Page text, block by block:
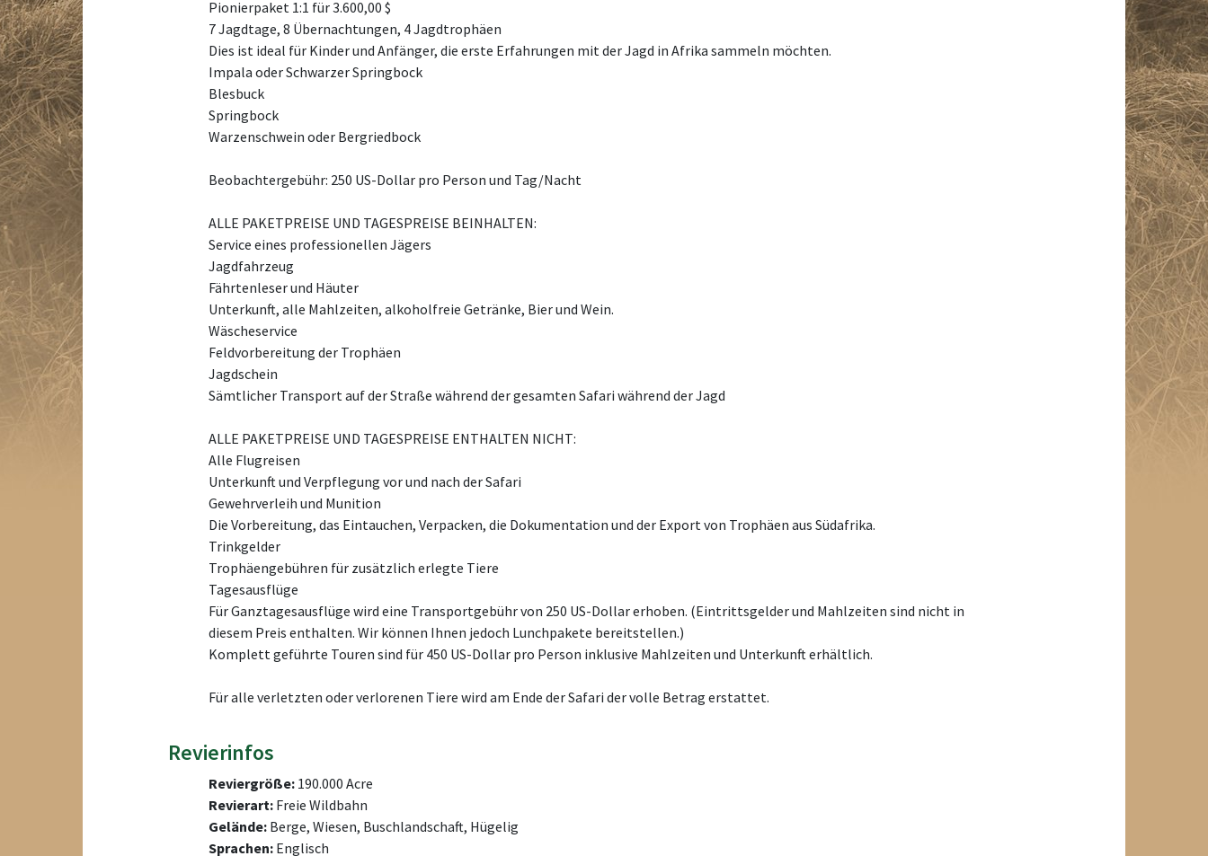
Pionierpaket 1:1 für 3.600,00 $
7 Jagdtage, 8 Übernachtungen, 4 Jagdtrophäen
Dies ist ideal für Kinder und Anfänger, die erste Erfahrungen mit der Jagd in Afrika sammeln möchten.
Impala oder Schwarzer Springbock
Blesbuck
Springbock
Warzenschwein oder Bergriedbock
Beobachtergebühr: 250 US-Dollar pro Person und Tag/Nacht
ALLE PAKETPREISE UND TAGESPREISE BEINHALTEN:
Service eines professionellen Jägers
Jagdfahrzeug
Fährtenleser und Häuter
Unterkunft, alle Mahlzeiten, alkoholfreie Getränke, Bier und Wein.
Wäscheservice
Feldvorbereitung der Trophäen
Jagdschein
Sämtlicher Transport auf der Straße während der gesamten Safari während der Jagd
ALLE PAKETPREISE UND TAGESPREISE ENTHALTEN NICHT:
Alle Flugreisen
Unterkunft und Verpflegung vor und nach der Safari
Gewehrverleih und Munition
Die Vorbereitung, das Eintauchen, Verpacken, die Dokumentation und der Export von Trophäen aus Südafrika.
Trinkgelder
Trophäengebühren für zusätzlich erlegte Tiere
Tagesausflüge
Für Ganztagesausflüge wird eine Transportgebühr von 250 US-Dollar erhoben. (Eintrittsgelder und Mahlzeiten sind nicht in
diesem Preis enthalten. Wir können Ihnen jedoch Lunchpakete bereitstellen.)
Komplett geführte Touren sind für 450 US-Dollar pro Person inklusive Mahlzeiten und Unterkunft erhältlich.
Für alle verletzten oder verlorenen Tiere wird am Ende der Safari der volle Betrag erstattet.
Revierinfos
Reviergröße: 190.000 Acre
Revierart: Freie Wildbahn
Gelände: Berge, Wiesen, Buschlandschaft, Hügelig
Sprachen: Englisch